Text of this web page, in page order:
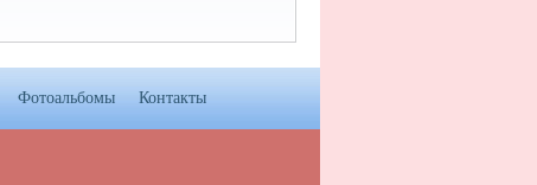
Фотоальбомы Контакты